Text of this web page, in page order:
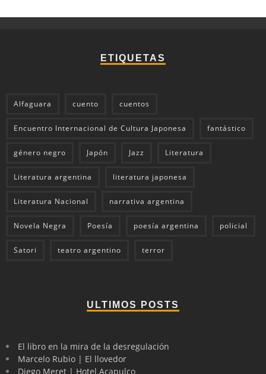
ETIQUETAS
Alfaguara cuento cuentos
Encuentro Internacional de Cultura Japonesa fantástico
género negro Japón Jazz Literatura
Literatura argentina literatura japonesa
Literatura Nacional narrativa argentina
Novela Negra Poesía poesía argentina policial
Satori teatro argentino terror
ULTIMOS POSTS
El libro en la mira de la desregulación
Marcelo Rubio | El llovedor
Diego Meret | Hotel Acapulco